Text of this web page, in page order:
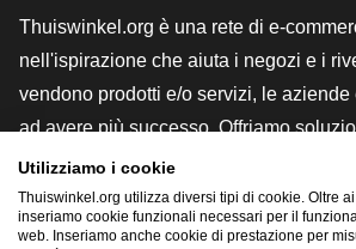
Thuiswinkel.org è una rete di e-
nell'ispirazione che aiuta i negozi e i
vendono prodotti e/o servizi, le
ad avere più successo. Offriamo
pratiche con vari marchi di fiducia,
strumenti e consulenze legali,
mercato e disponiamo di una nostra
Utilizziamo i cookie
Thuiswinkel.org utilizza diversi tipi di cookie. Oltre
inseriamo cookie funzionali necessari per il
web. Inseriamo anche cookie di prestazione per